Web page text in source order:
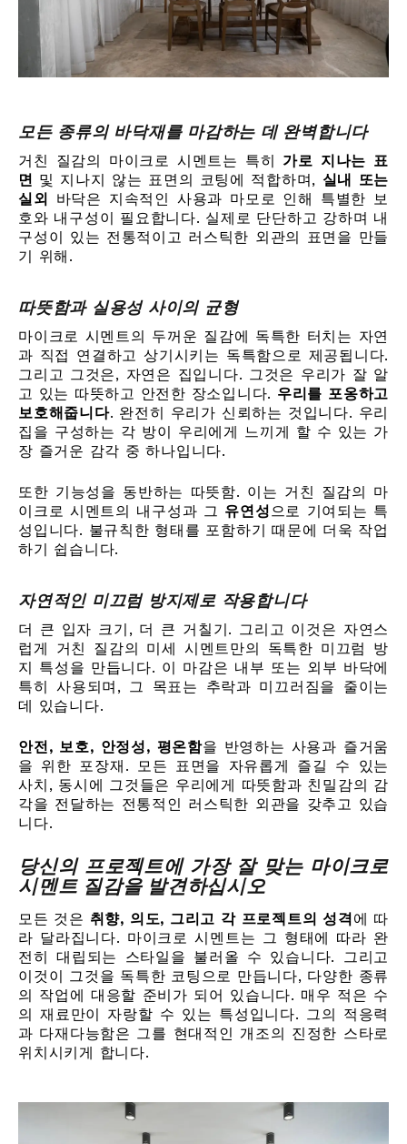
모든 종류의 바닥재를 마감하는 데 완벽합니다
거친 질감의 마이크로 시멘트는 특히 가로 지나는 표
면 및 지나지 않는 표면의 코팅에 적합하며, 실내 또는
실외
바닥은 지속적인 사용과 마모로 인해 특별한 보
호와 내구성이 필요합니다. 실제로 단단하고 강하며 내
구성이 있는 전통적이고 러스틱한 외관의 표면을 만들
기 위해.
따뜻함과 실용성 사이의 균형
마이크로 시멘트의 두꺼운 질감에 독특한 터치는 자연
과 직접 연결하고 상기시키는 독특함으로 제공됩니다.
그리고 그것은, 자연은 집입니다. 그것은 우리가 잘 알
고 있는 따뜻하고 안전한 장소입니다. 우리를 포옹하고
보호해줍니다. 완전히 우리가 신뢰하는 것입니다. 우리
집을 구성하는 각 방이 우리에게 느끼게 할 수 있는 가
장 즐거운 감각 중 하나입니다.
또한 기능성을 동반하는 따뜻함. 이는 거친 질감의 마
이크로 시멘트의 내구성과 그 유연성으로 기여되는 특
성입니다. 불규칙한 형태를 포함하기 때문에 더욱 작업
하기 쉽습니다.
자연적인 미끄럼 방지제로 작용합니다
더 큰 입자 크기, 더 큰 거칠기. 그리고 이것은 자연스
럽게 거친 질감의 미세 시멘트만의 독특한 미끄럼 방
지 특성을 만듭니다. 이 마감은 내부 또는 외부 바닥에
특히 사용되며, 그 목표는 추락과 미끄러짐을 줄이는
데 있습니다.
안전, 보호, 안정성, 평온함을 반영하는 사용과 즐거움
을 위한 포장재. 모든 표면을 자유롭게 즐길 수 있는
사치, 동시에 그것들은 우리에게 따뜻함과 친밀감의 감
각을 전달하는 전통적인 러스틱한 외관을 갖추고 있습
니다.
당신의 프로젝트에 가장 잘 맞는 마이크로
시멘트 질감을 발견하십시오
모든 것은 취향, 의도, 그리고 각 프로젝트의 성격 에 따
라 달라집니다. 마이크로 시멘트는 그 형태에 따라 완
전히 대립되는 스타일을 불러올 수 있습니다. 그리고
이것이 그것을 독특한 코팅으로 만듭니다, 다양한 종류
의 작업에 대응할 준비가 되어 있습니다. 매우 적은 수
의 재료만이 자랑할 수 있는 특성입니다. 그의 적응력
과 다재다능함은 그를 현대적인 개조의 진정한 스타로
위치시키게 합니다.